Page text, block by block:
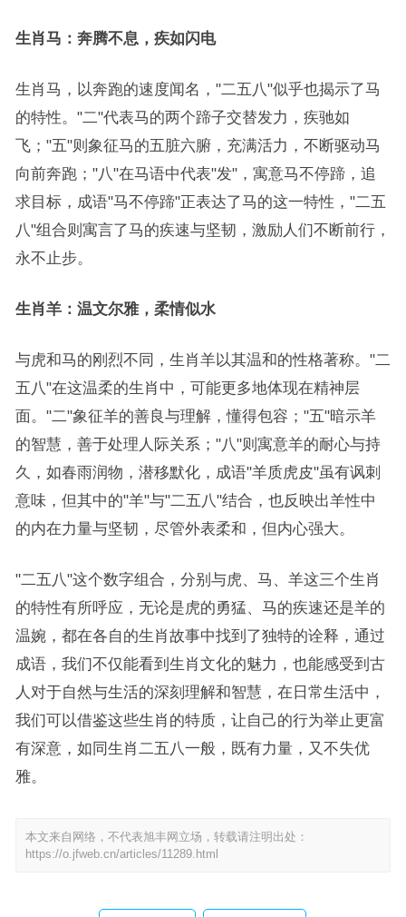
生肖马：奔腾不息，疾如闪电
生肖马，以奔跑的速度闻名，"二五八"似乎也揭示了马
的特性。"二"代表马的两个蹄子交替发力，疾驰如
飞；"五"则象征马的五脏六腑，充满活力，不断驱动马
向前奔跑；"八"在马语中代表"发"，寓意马不停蹄，追
求目标，成语"马不停蹄"正表达了马的这一特性，"二五
八"组合则寓言了马的疾速与坚韧，激励人们不断前行，
永不止步。
生肖羊：温文尔雅，柔情似水
与虎和马的刚烈不同，生肖羊以其温和的性格著称。"二
五八"在这温柔的生肖中，可能更多地体现在精神层
面。"二"象征羊的善良与理解，懂得包容；"五"暗示羊
的智慧，善于处理人际关系；"八"则寓意羊的耐心与持
久，如春雨润物，潜移默化，成语"羊质虎皮"虽有讽刺
意味，但其中的"羊"与"二五八"结合，也反映出羊性中
的内在力量与坚韧，尽管外表柔和，但内心强大。
"二五八"这个数字组合，分别与虎、马、羊这三个生肖
的特性有所呼应，无论是虎的勇猛、马的疾速还是羊的
温婉，都在各自的生肖故事中找到了独特的诠释，通过
成语，我们不仅能看到生肖文化的魅力，也能感受到古
人对于自然与生活的深刻理解和智慧，在日常生活中，
我们可以借鉴这些生肖的特质，让自己的行为举止更富
有深意，如同生肖二五八一般，既有力量，又不失优
雅。
本文来自网络，不代表旭丰网立场，转载请注明出处：
https://o.jfweb.cn/articles/11289.html